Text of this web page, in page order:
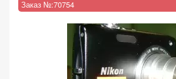
Заказ №:70754